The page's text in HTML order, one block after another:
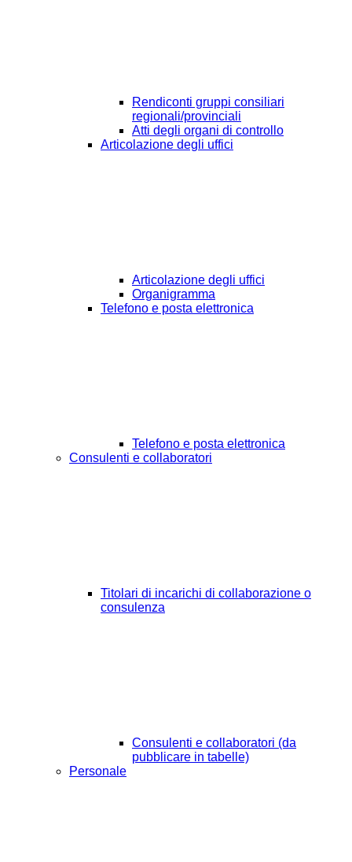
Rendiconti gruppi consiliari
regionali/provinciali
Atti degli organi di controllo
Articolazione degli uffici
Articolazione degli uffici
Organigramma
Telefono e posta elettronica
Telefono e posta elettronica
Consulenti e collaboratori
Titolari di incarichi di collaborazione o
consulenza
Consulenti e collaboratori (da
pubblicare in tabelle)
Personale